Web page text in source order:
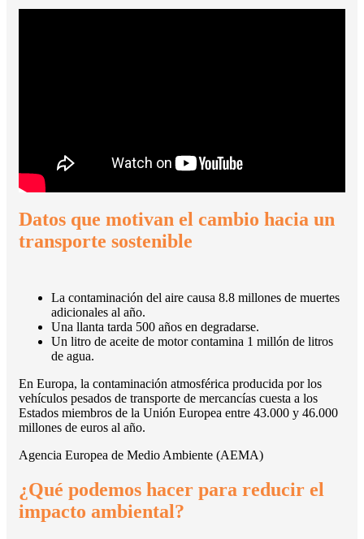
Datos que motivan el cambio hacia un
transporte sostenible
La contaminación del aire causa 8.8 millones de muertes
adicionales al año.
Una llanta tarda 500 años en degradarse.
Un litro de aceite de motor contamina 1 millón de litros
de agua.
En Europa, la contaminación atmosférica producida por los
vehículos pesados de transporte de mercancías cuesta a los
Estados miembros de la Unión Europea entre 43.000 y 46.000
millones de euros al año.
Agencia Europea de Medio Ambiente (AEMA)
¿Qué podemos hacer para reducir el
impacto ambiental?